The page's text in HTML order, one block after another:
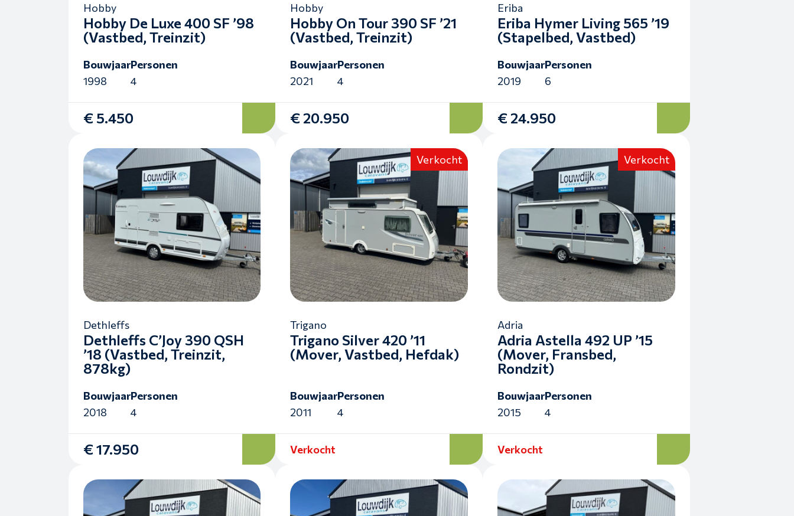
Hobby
Hobby De Luxe 400 SF ’98
(Vastbed, Treinzit)
Bouwjaar
1998
Personen
4
€ 5.450
Hobby
Hobby On Tour 390 SF ’21
(Vastbed, Treinzit)
Bouwjaar
2021
Personen
4
€ 20.950
Eriba
Eriba Hymer Living 565 ’19
(Stapelbed, Vastbed)
Bouwjaar
2019
Personen
6
€ 24.950
Dethleffs
Dethleffs C’Joy 390 QSH
’18 (Vastbed, Treinzit,
878kg)
Bouwjaar
2018
Personen
4
€ 17.950
Verkocht
Trigano
Trigano Silver 420 ’11
(Mover, Vastbed, Hefdak)
Bouwjaar
2011
Personen
4
Verkocht
Verkocht
Adria
Adria Astella 492 UP ’15
(Mover, Fransbed,
Rondzit)
Bouwjaar
2015
Personen
4
Verkocht